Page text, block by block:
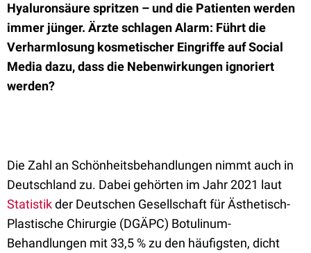
Hyaluronsäure spritzen – und die Patienten werden
immer jünger. Ärzte schlagen Alarm: Führt die
Verharmlosung kosmetischer Eingriffe auf Social
Media dazu, dass die Nebenwirkungen ignoriert
werden?
Die Zahl an Schönheitsbehandlungen nimmt auch in
Deutschland zu. Dabei gehörten im Jahr 2021 laut
Statistikder Deutschen Gesellschaft für Ästhetisch-
Plastische Chirurgie (DGÄPC) Botulinum-
Behandlungen mit 33,5 % zu den häufigsten, dicht